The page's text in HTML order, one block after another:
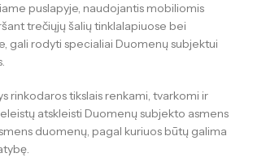
puslapyje, naudojantis mobiliomis
trečiųjų šalių tinklalapiuose bei
gali rodyti specialiai Duomenų subjektui
rinkodaros tikslais renkami, tvarkomi ir
atskleisti Duomenų subjekto asmens
duomenų, pagal kuriuos būtų galima